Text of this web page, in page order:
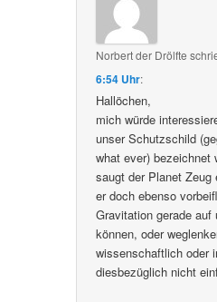
Norbert der Drölfte
6:54 Uhr:
Hallöchen,
mich würde
unser Schutzschild
what ever) bezeichnet
saugt der Planet
er doch ebenso
Gravitation gerade
können, oder
wissenschaftlich oder
diesbezüglich nicht